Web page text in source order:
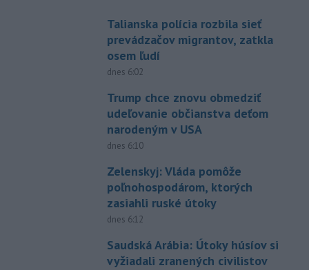
Talianska polícia rozbila sieť
prevádzačov migrantov, zatkla
osem ľudí
dnes 6:02
Trump chce znovu obmedziť
udeľovanie občianstva deťom
narodeným v USA
dnes 6:10
Zelenskyj: Vláda pomôže
poľnohospodárom, ktorých
zasiahli ruské útoky
dnes 6:12
Saudská Arábia: Útoky húsíov si
vyžiadali zranených civilistov